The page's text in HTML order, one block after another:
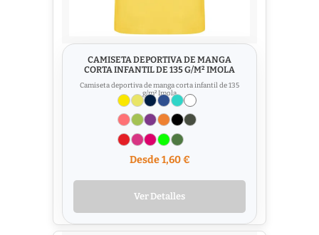
CAMISETA DEPORTIVA DE MANGA
CORTA INFANTIL DE 135 G/M² IMOLA
Camiseta deportiva de manga corta infantil de 135
g/m² Imola
Desde 1,60 €
Ver Detalles